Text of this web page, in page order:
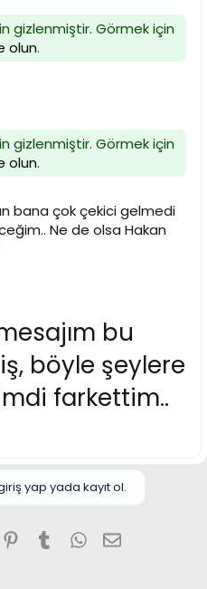
gizlenmiştir. Görmek için
olun.
gizlenmiştir. Görmek için
olun.
bana çok çekici gelmedi
Ne de olsa Hakan
bu
böyle şeylere
farkettim..
yap yada kayıt ol.
Pinterest
TumblrWhatsApp
E-posta